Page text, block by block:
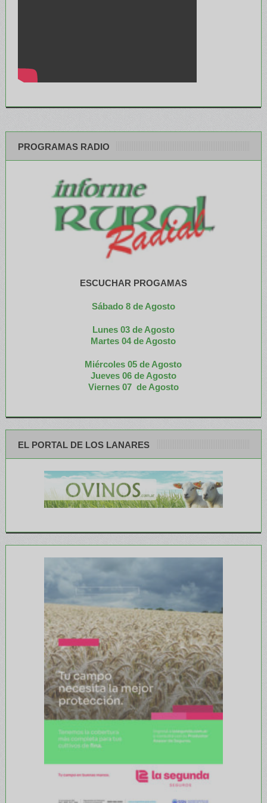
PROGRAMAS RADIO
ESCUCHAR PROGAMAS
Sábado 8 de Agosto
Lunes 03 de Agosto
Martes 04 de Agosto
Miércoles 05 de Agosto
Jueves 06 de Agosto
Viernes 07 de Agosto
EL PORTAL DE LOS LANARES